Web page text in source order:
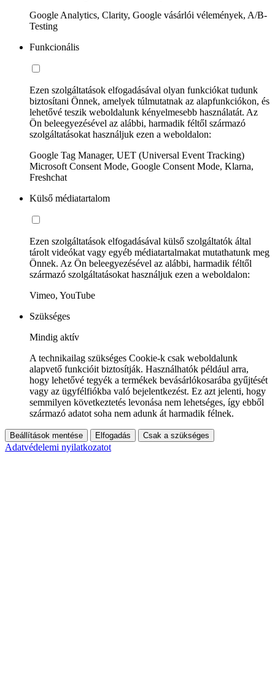
Google Analytics, Clarity, Google vásárlói vélemények, A/B-
Testing
Funkcionális
Ezen szolgáltatások elfogadásával olyan funkciókat tudunk
biztosítani Önnek, amelyek túlmutatnak az alapfunkciókon, és
lehetővé teszik weboldalunk kényelmesebb használatát. Az
Ön beleegyezésével az alábbi, harmadik féltől származó
szolgáltatásokat használjuk ezen a weboldalon:
Google Tag Manager, UET (Universal Event Tracking)
Microsoft Consent Mode, Google Consent Mode, Klarna,
Freshchat
Külső médiatartalom
Ezen szolgáltatások elfogadásával külső szolgáltatók által
tárolt videókat vagy egyéb médiatartalmakat mutathatunk meg
Önnek. Az Ön beleegyezésével az alábbi, harmadik féltől
származó szolgáltatásokat használjuk ezen a weboldalon:
Vimeo, YouTube
Szükséges
Mindig aktív
A technikailag szükséges Cookie-k csak weboldalunk
alapvető funkcióit biztosítják. Használhatók például arra,
hogy lehetővé tegyék a termékek bevásárlókosarába gyűjtését
vagy az ügyfélfiókba való bejelentkezést. Ez azt jelenti, hogy
semmilyen következtetés levonása nem lehetséges, így ebből
származó adatot soha nem adunk át harmadik félnek.
Beállítások mentése Elfogadás Csak a szükséges
Adatvédelemi nyilatkozatot